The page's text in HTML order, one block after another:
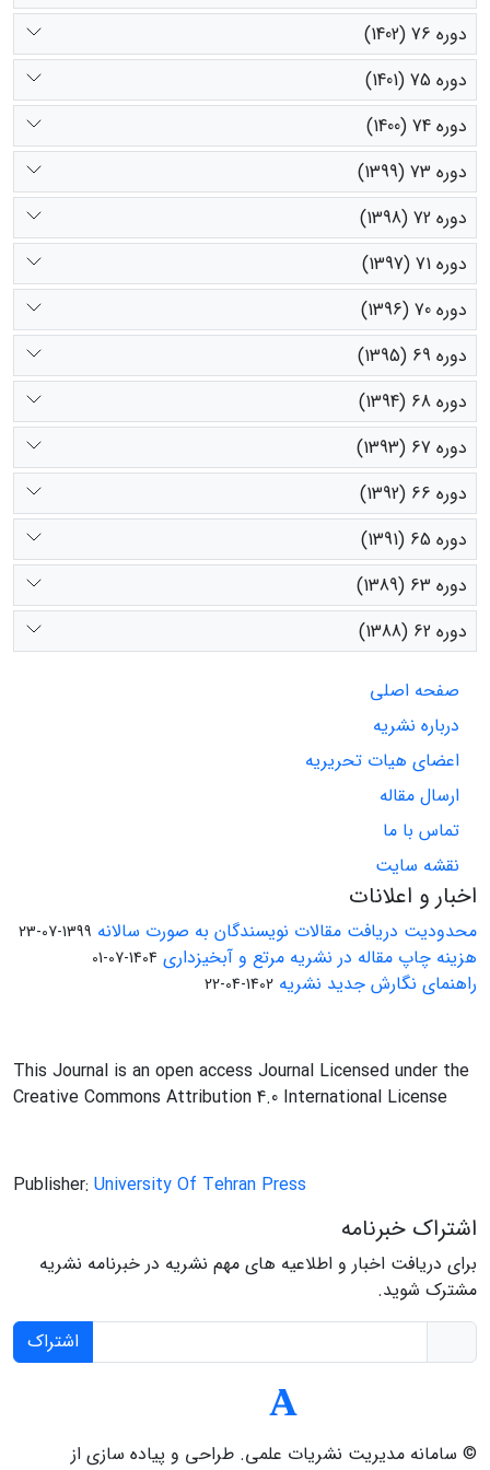
دوره 76 (1402)
دوره 75 (1401)
دوره 74 (1400)
دوره 73 (1399)
دوره 72 (1398)
دوره 71 (1397)
دوره 70 (1396)
دوره 69 (1395)
دوره 68 (1394)
دوره 67 (1393)
دوره 66 (1392)
دوره 65 (1391)
دوره 63 (1389)
دوره 62 (1388)
صفحه اصلی
درباره نشریه
اعضای هیات تحریریه
ارسال مقاله
تماس با ما
نقشه سایت
اخبار و اعلانات
محدودیت دریافت مقالات نویسندگان به صورت سالانه 1399-07-23
هزینه چاپ مقاله در نشریه مرتع و آبخیزداری 1404-07-01
راهنمای نگارش جدید نشریه 1402-04-22
This Journal is an open access Journal Licensed under the
Creative Commons Attribution 4.0 International License
Publisher: University Of Tehran Press
اشتراک خبرنامه
برای دریافت اخبار و اطلاعیه های مهم نشریه در خبرنامه نشریه
مشترک شوید.
اشتراک
© سامانه مدیریت نشریات علمی. طراحی و پیاده سازی از